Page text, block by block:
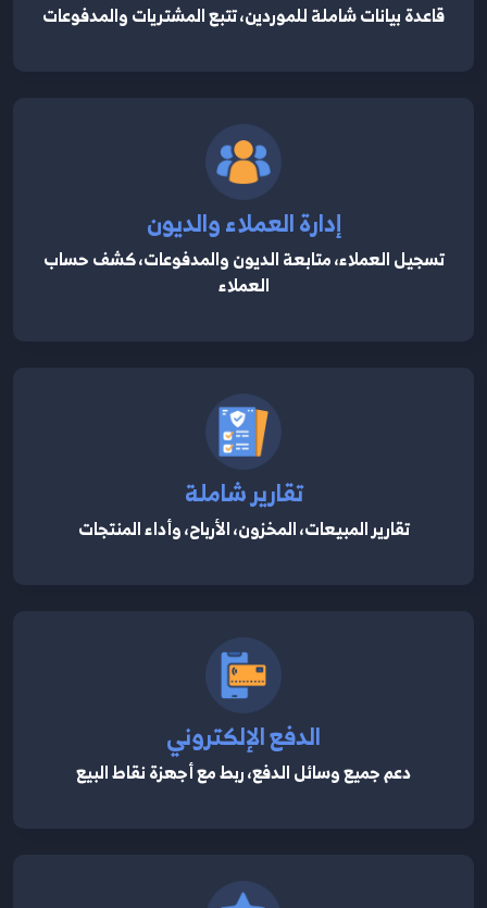
قاعدة بيانات شاملة للموردين، تتبع المشتريات والمدفوعات
إدارة العملاء والديون
تسجيل العملاء، متابعة الديون والمدفوعات، كشف حساب
العملاء
تقارير شاملة
تقارير المبيعات، المخزون، الأرباح، وأداء المنتجات
الدفع الإلكتروني
دعم جميع وسائل الدفع، ربط مع أجهزة نقاط البيع